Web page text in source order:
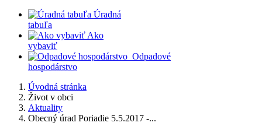
Úradná
tabuľa
Ako
vybaviť
Odpadové
hospodárstvo
Úvodná stránka
Život v obci
Aktuality
Obecný úrad Poriadie 5.5.2017 -...